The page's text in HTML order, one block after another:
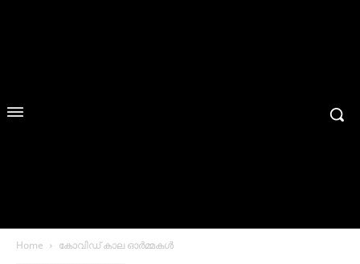
Home കോവിഡ് കാല ഓർമ്മകൾ